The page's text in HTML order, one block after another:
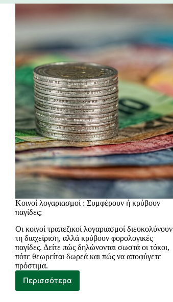
Β’
Φάση
2025–
2026
Κοινοί λογαριασμοί : Συμφέρουν ή κρύβουν
παγίδες;
Οι κοινοί τραπεζικοί λογαριασμοί διευκολύνουν
τη διαχείριση, αλλά κρύβουν φορολογικές
παγίδες. Δείτε πώς δηλώνονται σωστά οι τόκοι,
πότε θεωρείται δωρεά και πώς να αποφύγετε
πρόστιμα.
Περισσότερα
Κοινοί